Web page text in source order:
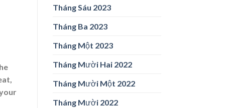
Tháng Sáu 2023
Tháng Ba 2023
Tháng Một 2023
Tháng Mười Hai 2022
Tháng Mười Một 2022
Tháng Mười 2022